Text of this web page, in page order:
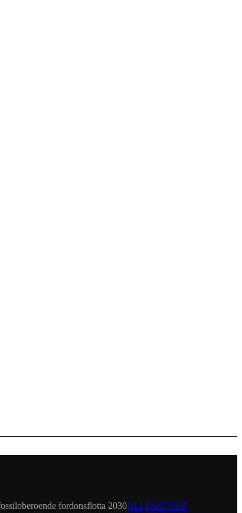
fordonsflotta 2030BLI PARTNER